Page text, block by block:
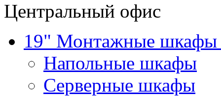
Центральный офис
19" Монтажные
Напольные шкафы
Серверные шкафы